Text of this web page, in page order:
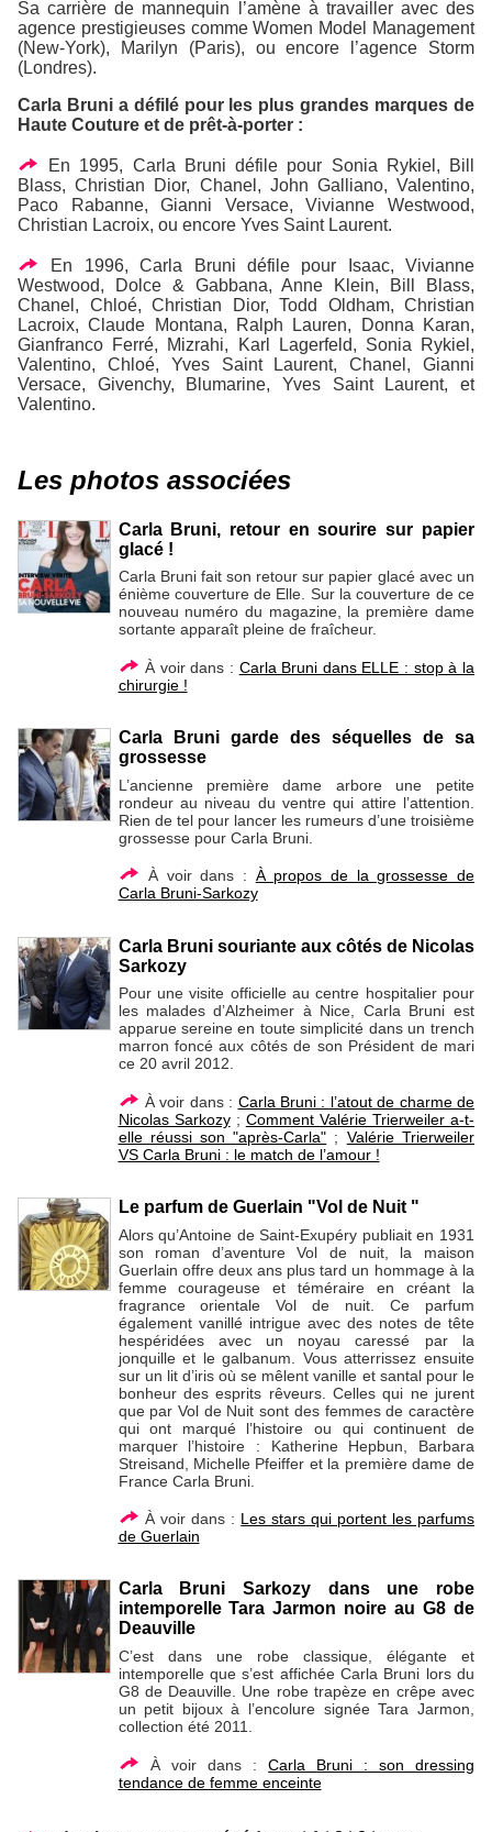
Sa carrière de mannequin l’amène à travailler avec des
agence prestigieuses comme Women Model Management
(New-York), Marilyn (Paris), ou encore l’agence Storm
(Londres).
Carla Bruni a défilé pour les plus grandes marques de
Haute Couture et de prêt-à-porter :
En 1995, Carla Bruni défile pour Sonia Rykiel, Bill
Blass, Christian Dior, Chanel, John Galliano, Valentino,
Paco Rabanne, Gianni Versace, Vivianne Westwood,
Christian Lacroix, ou encore Yves Saint Laurent.
En 1996, Carla Bruni défile pour Isaac, Vivianne
Westwood, Dolce & Gabbana, Anne Klein, Bill Blass,
Chanel, Chloé, Christian Dior, Todd Oldham, Christian
Lacroix, Claude Montana, Ralph Lauren, Donna Karan,
Gianfranco Ferré, Mizrahi, Karl Lagerfeld, Sonia Rykiel,
Valentino, Chloé, Yves Saint Laurent, Chanel, Gianni
Versace, Givenchy, Blumarine, Yves Saint Laurent, et
Valentino.
Les photos associées
Carla Bruni, retour en sourire sur papier
glacé !
Carla Bruni fait son retour sur papier glacé avec un
énième couverture de Elle. Sur la couverture de ce
nouveau numéro du magazine, la première dame
sortante apparaît pleine de fraîcheur.
À voir dans : Carla Bruni dans ELLE : stop à la
chirurgie !
Carla Bruni garde des séquelles de sa
grossesse
L’ancienne première dame arbore une petite
rondeur au niveau du ventre qui attire l’attention.
Rien de tel pour lancer les rumeurs d’une troisième
grossesse pour Carla Bruni.
À voir dans : À propos de la grossesse de
Carla Bruni-Sarkozy
Carla Bruni souriante aux côtés de Nicolas
Sarkozy
Pour une visite officielle au centre hospitalier pour
les malades d’Alzheimer à Nice, Carla Bruni est
apparue sereine en toute simplicité dans un trench
marron foncé aux côtés de son Président de mari
ce 20 avril 2012.
À voir dans : Carla Bruni : l’atout de charme de
Nicolas Sarkozy; Comment Valérie Trierweiler a-t-
elle réussi son "après-Carla" ; Valérie Trierweiler
VS Carla Bruni : le match de l’amour !
Le parfum de Guerlain "Vol de Nuit "
Alors qu’Antoine de Saint-Exupéry publiait en 1931
son roman d’aventure Vol de nuit, la maison
Guerlain offre deux ans plus tard un hommage à la
femme courageuse et téméraire en créant la
fragrance orientale Vol de nuit. Ce parfum
également vanillé intrigue avec des notes de tête
hespéridées avec un noyau caressé par la
jonquille et le galbanum. Vous atterrissez ensuite
sur un lit d’iris où se mêlent vanille et santal pour le
bonheur des esprits rêveurs. Celles qui ne jurent
que par Vol de Nuit sont des femmes de caractère
qui ont marqué l’histoire ou qui continuent de
marquer l’histoire : Katherine Hepbun, Barbara
Streisand, Michelle Pfeiffer et la première dame de
France Carla Bruni.
À voir dans : Les stars qui portent les parfums
de Guerlain
Carla Bruni Sarkozy dans une robe
intemporelle Tara Jarmon noire au G8 de
Deauville
C’est dans une robe classique, élégante et
intemporelle que s’est affichée Carla Bruni lors du
G8 de Deauville. Une robe trapèze en crêpe avec
un petit bijoux à l’encolure signée Tara Jarmon,
collection été 2011.
À voir dans :Carla Bruni : son dressing
tendance de femme enceinte